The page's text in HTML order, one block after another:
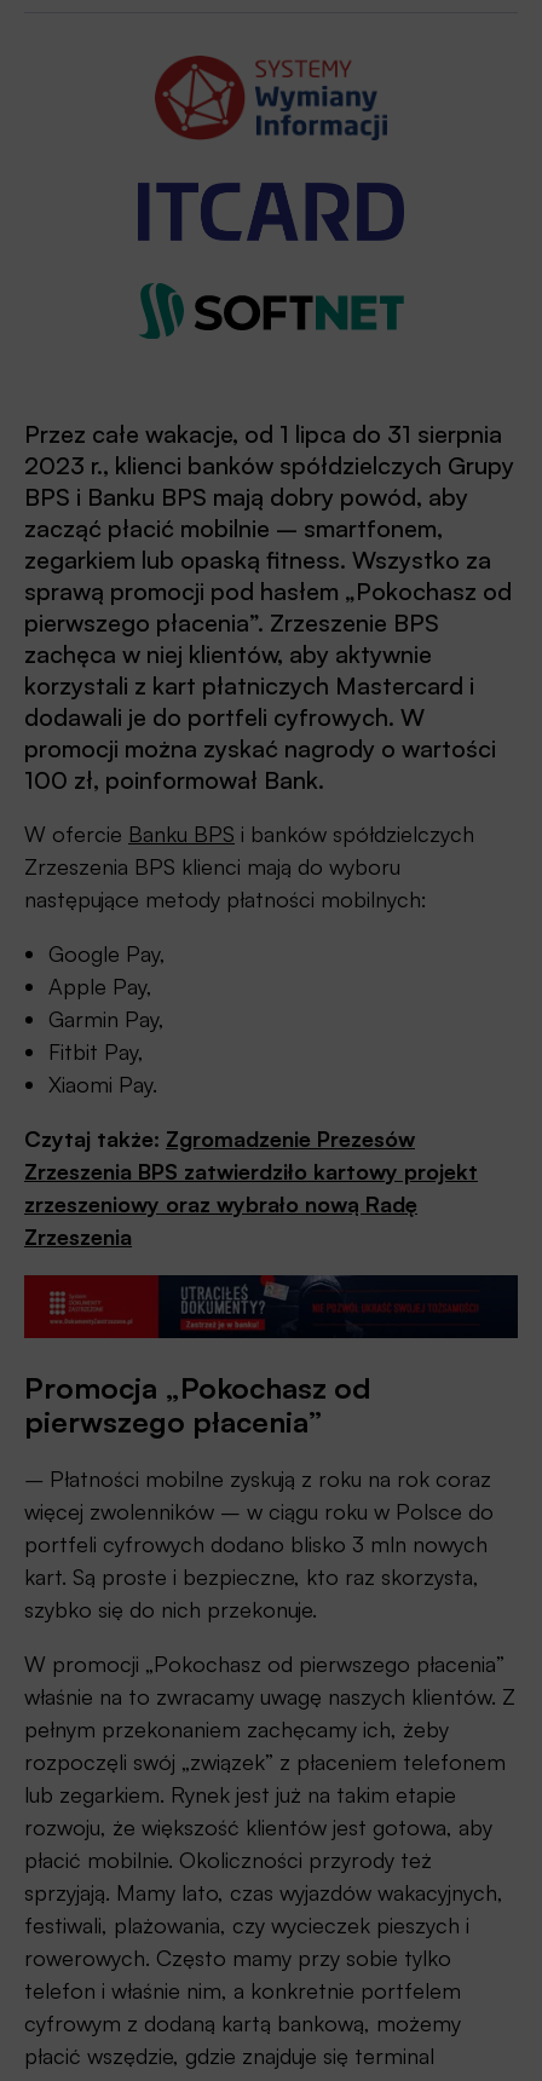
Przez całe wakacje, od 1 lipca do 31 sierpnia
2023 r., klienci banków spółdzielczych Grupy
BPS i Banku BPS mają dobry powód, aby
zacząć płacić mobilnie – smartfonem,
zegarkiem lub opaską fitness. Wszystko za
sprawą promocji pod hasłem „Pokochasz od
pierwszego płacenia”. Zrzeszenie BPS
zachęca w niej klientów, aby aktywnie
korzystali z kart płatniczych Mastercard i
dodawali je do portfeli cyfrowych. W
promocji można zyskać nagrody o wartości
100 zł, poinformował Bank.
W ofercie Banku BPS i banków spółdzielczych
Zrzeszenia BPS klienci mają do wyboru
następujące metody płatności mobilnych:
Google Pay,
Apple Pay,
Garmin Pay,
Fitbit Pay,
Xiaomi Pay.
Czytaj także: Zgromadzenie Prezesów
Zrzeszenia BPS zatwierdziło kartowy projekt
zrzeszeniowy oraz wybrało nową Radę
Zrzeszenia
Promocja „Pokochasz od
pierwszego płacenia”
– Płatności mobilne zyskują z roku na rok coraz
więcej zwolenników – w ciągu roku w Polsce do
portfeli cyfrowych dodano blisko 3 mln nowych
kart. Są proste i bezpieczne, kto raz skorzysta,
szybko się do nich przekonuje.
W promocji „Pokochasz od pierwszego płacenia”
właśnie na to zwracamy uwagę naszych klientów. Z
pełnym przekonaniem zachęcamy ich, żeby
rozpoczęli swój „związek” z płaceniem telefonem
lub zegarkiem. Rynek jest już na takim etapie
rozwoju, że większość klientów jest gotowa, aby
płacić mobilnie. Okoliczności przyrody też
sprzyjają. Mamy lato, czas wyjazdów wakacyjnych,
festiwali, plażowania, czy wycieczek pieszych i
rowerowych. Często mamy przy sobie tylko
telefon i właśnie nim, a konkretnie portfelem
cyfrowym z dodaną kartą bankową, możemy
płacić wszędzie, gdzie znajduje się terminal